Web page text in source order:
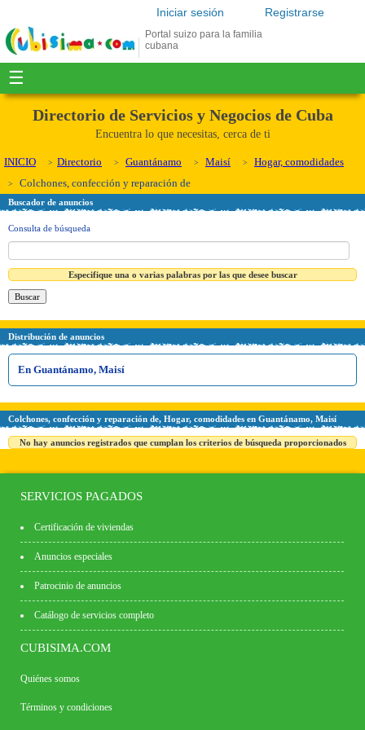
Registrarse
Iniciar sesión
Portal suizo para la familia
cubana
☰
Directorio de Servicios y Negocios de Cuba
Encuentra lo que necesitas, cerca de ti
INICIO Directorio Guantánamo Maisí
Hogar, comodidades
Colchones, confección y reparación de
Buscador de anuncios
Consulta de búsqueda
Especifique una o varias palabras por las que desee buscar
Distribución de anuncios
En Guantánamo, Maisí
Colchones, confección y reparación de, Hogar, comodidades en Guantánamo, Maisí
No hay anuncios registrados que cumplan los criterios de búsqueda proporcionados
SERVICIOS PAGADOS
Certificación de viviendas
Anuncios especiales
Patrocinio de anuncios
Catálogo de servicios completo
CUBISIMA.COM
Quiénes somos
Términos y condiciones